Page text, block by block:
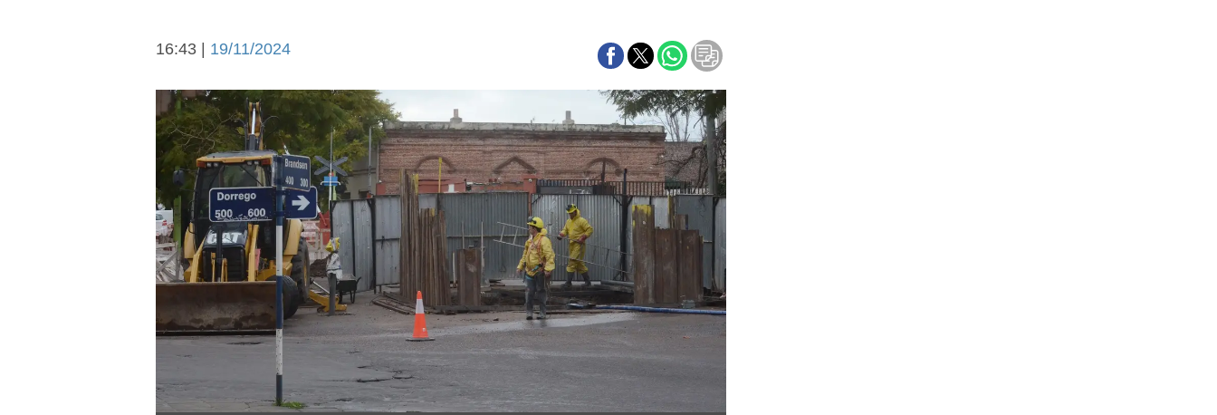
Arte y cultura
Cines
Economía y campo
Economía y finanzas
Con el campo
Espacio empresas
Sociedad y tiempo libre
Sociedad
Tecnología
Turismo
Salud
Es viral
El tiempo
Fúnebres
16:43 | 19/11/2024